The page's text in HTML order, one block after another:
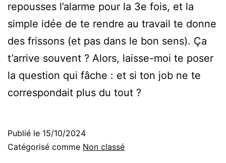
repousses l’alarme pour la 3e fois, et la
simple idée de te rendre au travail te donne
des frissons (et pas dans le bon sens). Ça
t’arrive souvent ? Alors, laisse-moi te poser
la question qui fâche : et si ton job ne te
correspondait plus du tout ?
Publié le 15/10/2024
Catégorisé comme Non classé